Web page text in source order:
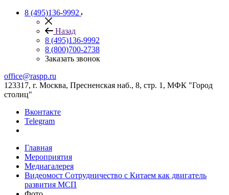
8 (495)136-9992
Назад
8 (495)136-9992
8 (800)700-2738
Заказать звонок
office@raspp.ru
123317, г. Москва, Пресненская наб., 8, стр. 1, МФК "Город
столиц"
Вконтакте
Telegram
Главная
Мероприятия
Медиагалерея
Видеомост Сотрудничество с Китаем как двигатель
развития МСП